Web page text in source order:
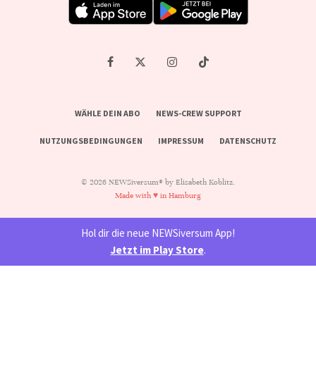
WÄHLE DEIN ABO NEWS-CREW SUPPORT
NUTZUNGSBEDINGUNGEN IMPRESSUM DATENSCHUTZ
© 2026 NEWSiversum® by Elisabeth Koblitz.
Made with ♥ in Hamburg
Hol dir die neue NEWSiversum App!
Jetzt im Play Store.